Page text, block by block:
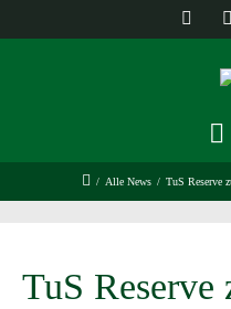
/ Alle News / TuS Reserve
TuS Reserve